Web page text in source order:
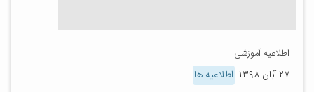
اطلاعیه آموزشی
۲۷ آبان ۱۳۹۸ اطلاعیه ها